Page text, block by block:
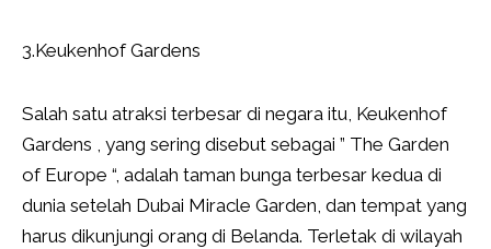
3.Keukenhof Gardens
Salah satu atraksi terbesar di negara itu, Keukenhof
Gardens , yang sering disebut sebagai ” The Garden
of Europe “, adalah taman bunga terbesar kedua di
dunia setelah Dubai Miracle Garden, dan tempat yang
harus dikunjungi orang di Belanda. Terletak di wilayah